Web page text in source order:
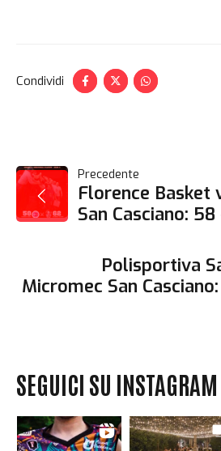
Condividi
NAVIGAZIONE
ARTICOLI
Precedente
Florence Basket
San Casciano:
Polisportiva
Micromec San
SEGUICI SU INSTAGRAM